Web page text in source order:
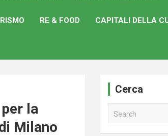
RE & FOOD CAPITALI DELLA
la
Milano
Cerca